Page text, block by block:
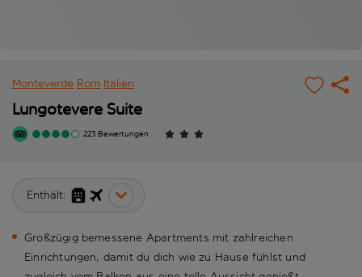
Monteverde Rom Italien
Lungotevere Suite
223 Bewertungen
Enthält:
Großzügig bemessene Apartments mit zahlreichen
Einrichtungen, damit du dich wie zu Hause fühlst und